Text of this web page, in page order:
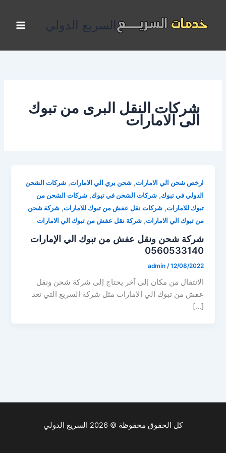
المحتوى
السريع الدولي
شركات النقل البرى من تبوك
الى الامارات
ارخص شحن الي الامارات,شحن بري الي الامارات,شركات الشحن
الدولي في تبوك,شركات الشحن في تبوك,شركات الشحن من
تبوك للامارات,شركات نقل عفش من تبوك للامارات,شركة شحن
من تبوك الي الامارات,شركة نقل عفش من تبوك الي الامارات
شركة شحن ونقل عفش من تبوك الي الإمارات
0560533140
admin /12/08/2022
الانتقال من مكان إلى آخر يحتاج إلى شركة شحن ونقل
عفش من تبوك الي الإمارات مثل شركة السريع التي تعد
[…]
كل الحقوق محفوظة © 2026 السريع الدولي